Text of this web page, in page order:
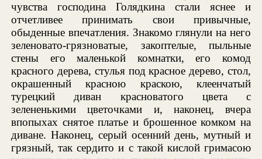
чувства господина Голядкина стали яснее и
отчетливее принимать свои привычные,
обыденные впечатления. Знакомо глянули на него
зеленовато-грязноватые, закоптелые, пыльные
стены его маленькой комнатки, его комод
красного дерева, стулья под красное дерево, стол,
окрашенный красною краскою, клеенчатый
турецкий диван красноватого цвета с
зелененькими цветочками и, наконец, вчера
впопыхах снятое платье и брошенное комком на
диване. Наконец, серый осенний день, мутный и
грязный, так сердито и с такой кислой гримасою